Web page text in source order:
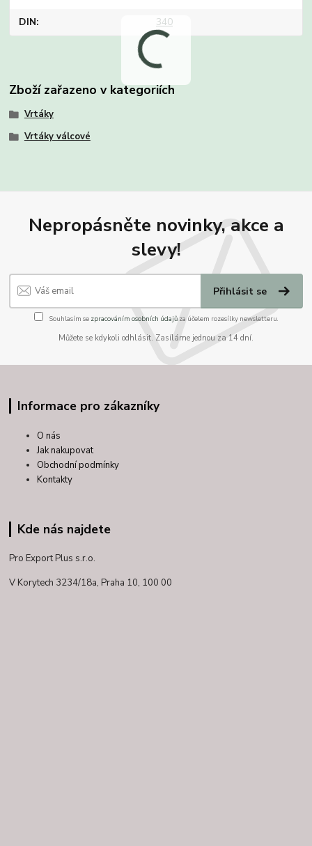
DIN 340
Zboží zařazeno v kategoriích
Vrtáky
Vrtáky válcové
Nepropásněte novinky, akce a
slevy!
Přihlásit se
Souhlasím se zpracováním osobních údajůza účelem rozesílky newsletteru.
Můžete se kdykoli odhlásit. Zasíláme jednou za 14 dní.
Informace pro zákazníky
O nás
Jak nakupovat
Obchodní podmínky
Kontakty
Kde nás najdete
Pro Export Plus s.r.o.
V Korytech 3234/18a, Praha 10, 100 00